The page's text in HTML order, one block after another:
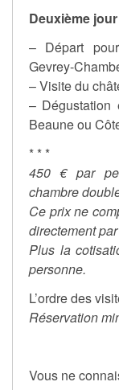
Deuxième
– Départ
Gevrey-
– Visite du
– Dégustation
Beaune ou
* * *
450 € par
chambre
Ce prix ne
directement
Plus la
personne.
L’ordre des
Réservation
Vous ne